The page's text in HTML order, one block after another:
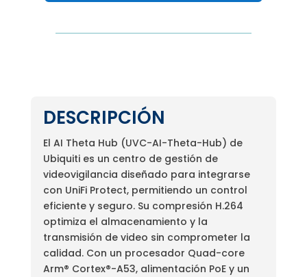
DESCRIPCIÓN
El AI Theta Hub (UVC-AI-Theta-Hub) de
Ubiquiti es un centro de gestión de
videovigilancia diseñado para integrarse
con UniFi Protect, permitiendo un control
eficiente y seguro. Su compresión H.264
optimiza el almacenamiento y la
transmisión de video sin comprometer la
calidad. Con un procesador Quad-core
Arm® Cortex®-A53, alimentación PoE y un